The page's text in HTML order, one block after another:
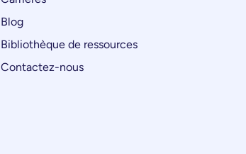
Blog
Bibliothèque de ressources
Contactez-nous